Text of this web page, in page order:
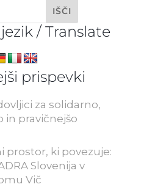
/ Translate
prispevki
za solidarno,
in pravičnejšo
prostor, ki povezuje:
Slovenija v
Vič